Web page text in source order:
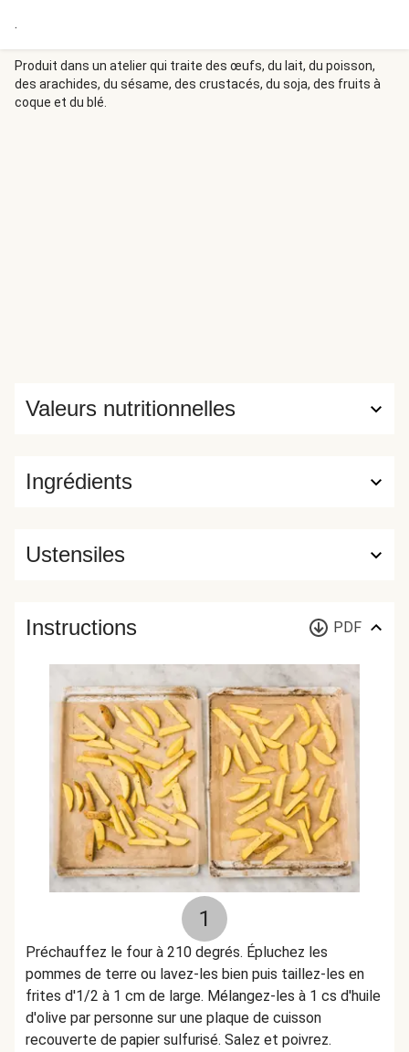
.
Produit dans un atelier qui traite des œufs, du lait, du poisson,
des arachides, du sésame, des crustacés, du soja, des fruits à
coque et du blé.
Ingrédients
Valeurs nutritionnelles
Ustensiles
Instructions PDF
1
Préchauffez le four à 210 degrés. Épluchez les
pommes de terre ou lavez-les bien puis taillez-les en
frites d'1/2 à 1 cm de large. Mélangez-les à 1 cs d'huile
d'olive par personne sur une plaque de cuisson
recouverte de papier sulfurisé. Salez et poivrez.